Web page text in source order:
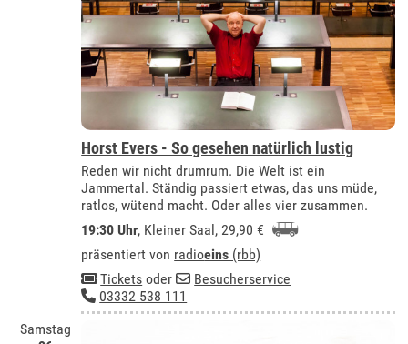
Horst Evers - So gesehen natürlich lustig
Reden wir nicht drumrum. Die Welt ist ein
Jammertal. Ständig passiert etwas, das uns müde,
ratlos, wütend macht. Oder alles vier zusammen.
19:30 Uhr, Kleiner Saal, 29,90 €
präsentiert von radioeins (rbb)
Tickets oder
Besucherservice
03332 538 111
Samstag